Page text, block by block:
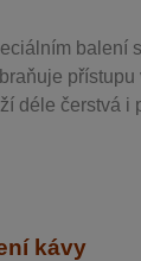
balení
déle čerstvá i
kávy